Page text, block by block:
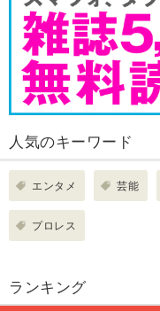
人気のキーワード
エンタメ 芸能
プロレス
ランキング